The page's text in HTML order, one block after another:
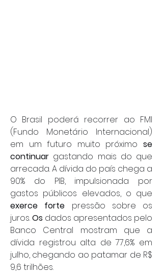
O Brasil poderá recorrer ao FMI
(Fundo Monetário Internacional)
em um futuro muito próximo se
continuar gastando mais do que
arrecada. A dívida do país chega a
90% do PIB, impulsionada por
exerce forte pressão sobre os
juros. Os dados apresentados pelo
Banco Central mostram que a
dívida registrou alta de 77,6% em
julho, chegando ao patamar de R$
9,6 trilhões.